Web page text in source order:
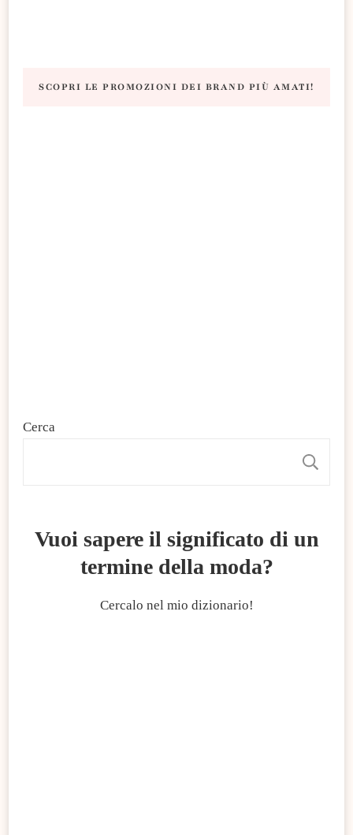
SCOPRI LE PROMOZIONI DEI BRAND PIÙ AMATI!
Cerca
Vuoi sapere il significato di un
termine della moda?
Cercalo nel mio dizionario!